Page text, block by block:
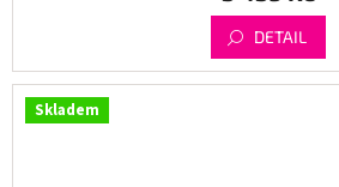
DETAIL
Skladem